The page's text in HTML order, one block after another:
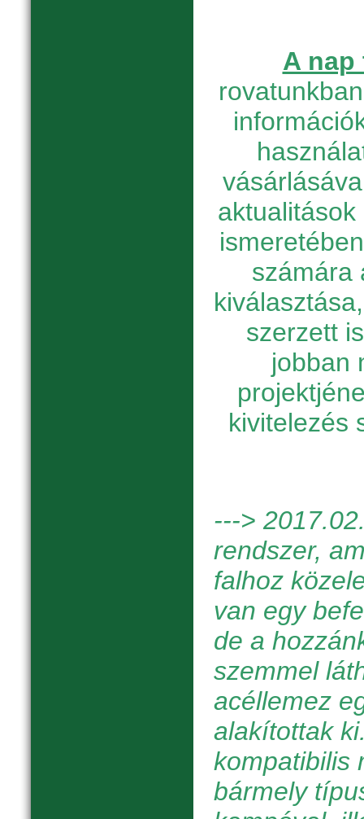
A
számára
szerzett
jobban
kivitelezés
---> 201
rendszer,
falhoz
van egy
de a
szemmel
acéllemez
alakítottak
kompatibilis
bármely